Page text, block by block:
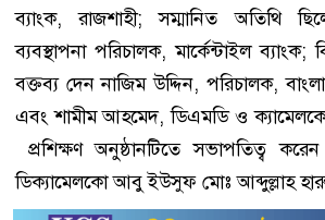
ব্যাংক, রাজশাহী; সম্মানিত অতিথি
ব্যবস্থাপনা পরিচালক, মার্কেন্টাইল ব্যাংক;
বক্তব্য দেন নাজিম উদ্দিন, পরিচালক,
এবং শামীম আহমেদ, ডিএমডি ও ক্যামেলকো,
প্রশিক্ষণ অনুষ্ঠানটিতে সভাপতিত্ব
ডিক্যামেলকো আবু ইউসুফ মোঃ আব্দুল্লাহ